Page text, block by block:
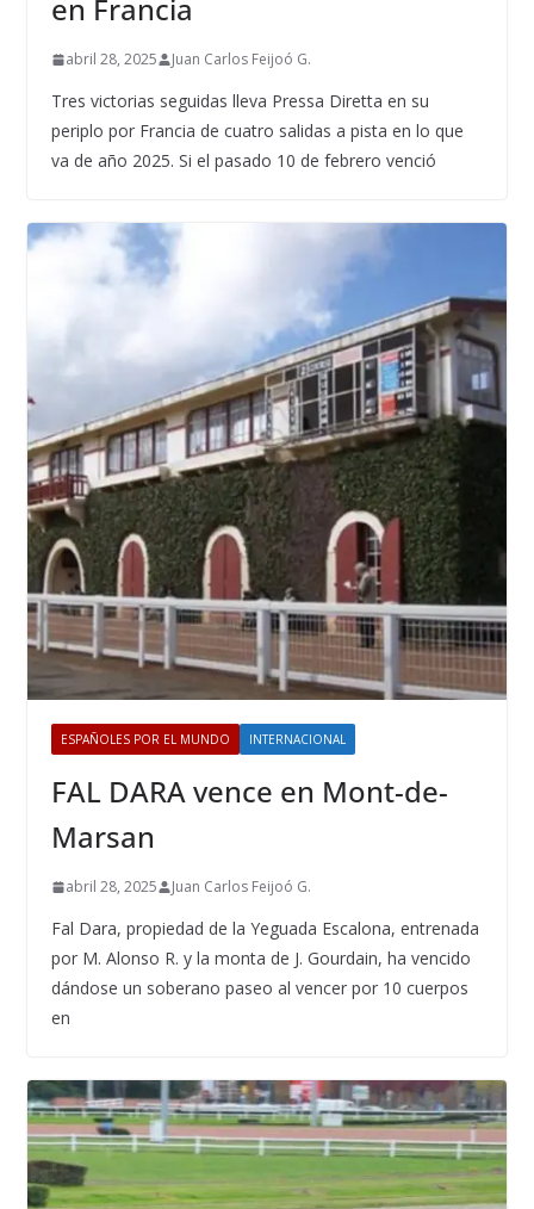
en Francia
abril 28, 2025 Juan Carlos Feijoó G.
Tres victorias seguidas lleva Pressa Diretta en su
periplo por Francia de cuatro salidas a pista en lo que
va de año 2025. Si el pasado 10 de febrero venció
ESPAÑOLES POR EL MUNDO INTERNACIONAL
FAL DARA vence en Mont-de-
Marsan
abril 28, 2025 Juan Carlos Feijoó G.
Fal Dara, propiedad de la Yeguada Escalona, entrenada
por M. Alonso R. y la monta de J. Gourdain, ha vencido
dándose un soberano paseo al vencer por 10 cuerpos
en